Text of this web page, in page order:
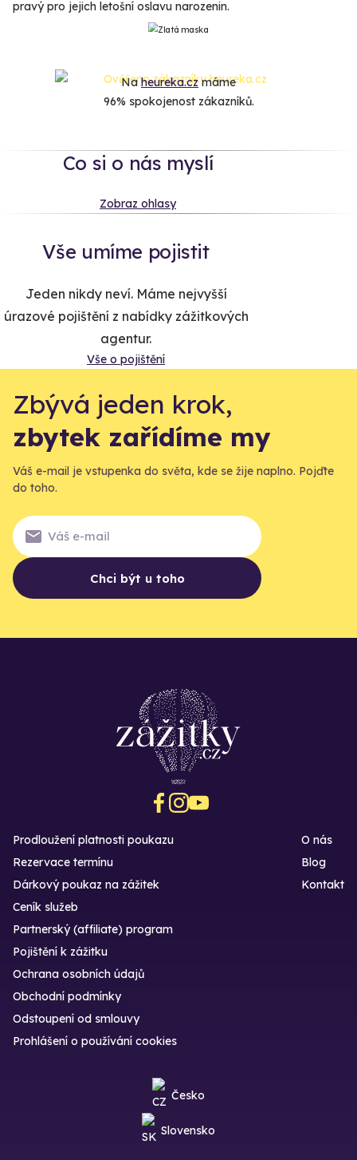
pravý pro jejich letošní oslavu narozenin.
Naheureka.czmáme
96% spokojenost zákazníků.
Co si o nás myslí
Zobraz ohlasy
Vše umíme pojistit
Jeden nikdy neví. Máme nejvyšší
úrazové pojištění z nabídky zážitkových
agentur.
Vše o pojištění
Zbývá jeden krok,
zbytek zařídíme my
Váš e-mail je vstupenka do světa, kde se žije naplno. Pojďte
do toho.
Chci být u toho
Prodloužení platnosti poukazu
Rezervace termínu
Dárkový poukaz na zážitek
O nás
Blog
Kontakt
Ceník služeb
Partnerský (affiliate) program
Pojištění k zážitku
Ochrana osobních údajů
Obchodní podmínky
Odstoupení od smlouvy
Prohlášení o používání cookies
Česko
Slovensko